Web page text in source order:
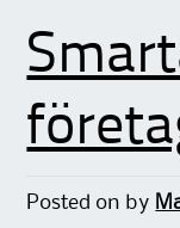
Posted on by